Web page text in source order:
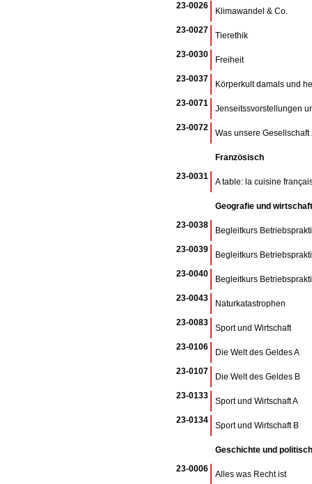
23-0026
Klimawandel & Co.
23-0027
Tierethik
23-0030
Freiheit
23-0037
Körperkult damals und
23-0071
Jenseitssvorstellungen
23-0072
Was unsere
Französisch
23-0031
A table: la cuisine
Geografie und
23-0038
Begleitkurs
23-0039
Begleitkurs
23-0040
Begleitkurs
23-0043
Naturkatastrophen
23-0083
Sport und Wirtschaft
23-0106
Die Welt des Geldes A
23-0107
Die Welt des Geldes B
23-0133
Sport und Wirtschaft A
23-0134
Sport und Wirtschaft B
Geschichte und
23-0006
Alles was Recht ist